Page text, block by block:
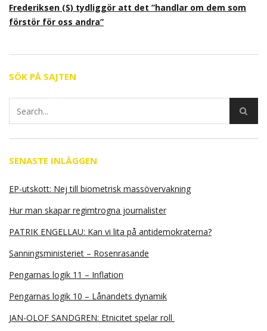
Frederiksen (S) tydliggör att det ”handlar om dem som
förstör för oss andra”
SÖK PÅ SAJTEN
SENASTE INLÄGGEN
EP-utskott: Nej till biometrisk massövervakning
Hur man skapar regimtrogna journalister
PATRIK ENGELLAU: Kan vi lita på antidemokraterna?
Sanningsministeriet – Rosenrasande
Pengarnas logik 11 – Inflation
Pengarnas logik 10 – Lånandets dynamik
JAN-OLOF SANDGREN: Etnicitet spelar roll